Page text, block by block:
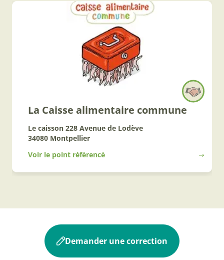
La Caisse alimentaire commune
Le caisson 228 Avenue de Lodève
34080 Montpellier
Voir le point référencé
Demander une correction